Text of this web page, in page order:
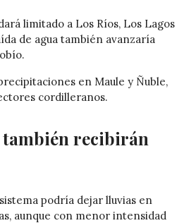
limitado a Los Ríos, Los Lagos
de agua también avanzaría
en Maule y Ñuble,
cordilleranos.
también recibirán
podría dejar lluvias en
aunque con menor intensidad